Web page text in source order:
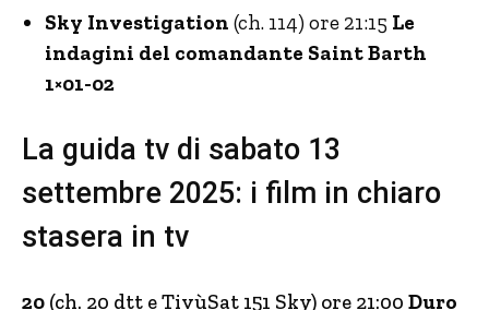
Sky Investigation (ch. 114) ore 21:15 Le
indagini del comandante Saint Barth
1×01-02
La guida tv di sabato 13
settembre 2025: i film in chiaro
stasera in tv
20 (ch. 20 dtt e TivùSat 151 Sky) ore 21:00 Duro